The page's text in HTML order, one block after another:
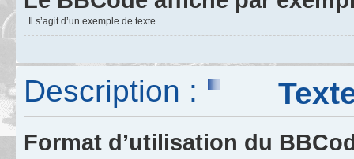
Il s’agit d’un exemple de texte
Description : Texte
Format d’utilisation du